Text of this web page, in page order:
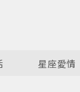
星座愛情